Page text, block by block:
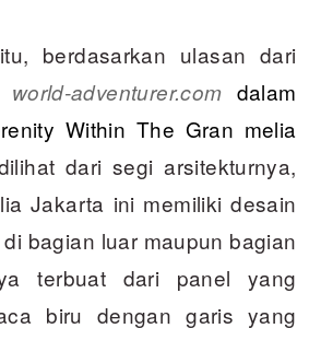
berdasarkan ulasan dari
world-adventurer.com dalam
Within The Gran melia
dari segi arsitekturnya,
Jakarta ini memiliki desain
bagian luar maupun bagian
terbuat dari panel yang
biru dengan garis yang